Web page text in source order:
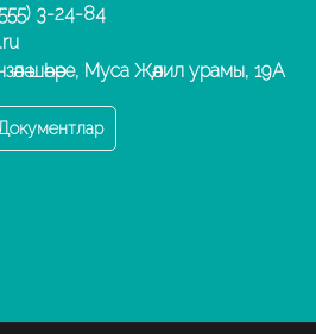
3-24-84
шәһәре, Муса Җәлил урамы, 19А
Документлар